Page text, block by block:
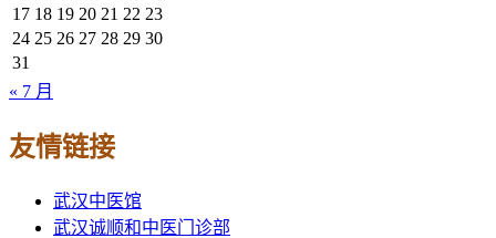
17 18 19 20 21 22 23
24 25 26 27 28 29 30
31
« 7 月
友情链接
武汉中医馆
武汉诚顺和中医门诊部